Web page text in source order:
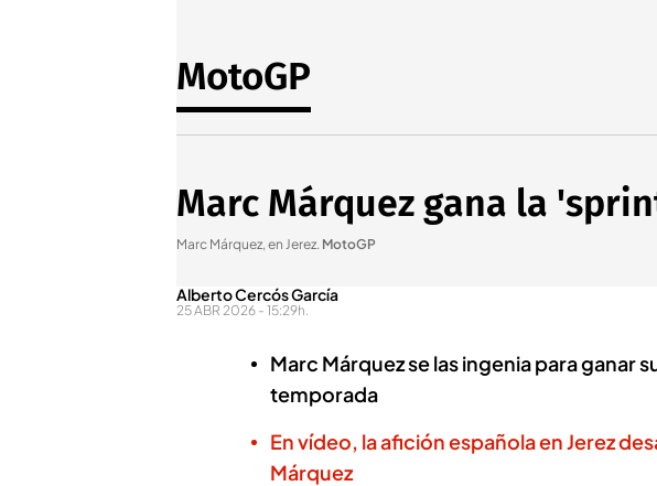
MotoGP
Marc Márquez gana la
Marc Márquez, en Jerez. MotoGP
Alberto Cercós García
25 ABR 2026 - 15:29h.
Marc Márquez se las ingenia para ganar
temporada
En vídeo, la afición española en Jerez
Márquez